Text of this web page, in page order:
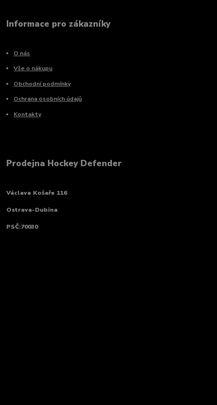
Informace pro zákazníky
O nás
Vše o nákupu
Obchodní podmínky
Ochrana osobních údajů
Kontakty
Prodejna Hockey Defender
Václava Košaře 116
Ostrava-Dubina
PSČ:70030